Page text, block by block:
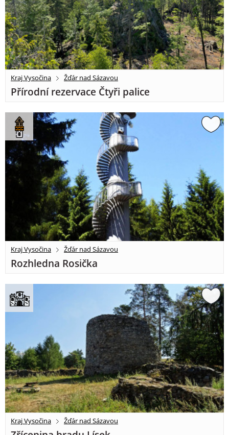
Kraj Vysočina Žďár nad Sázavou
Přírodní rezervace Čtyři palice
Kraj Vysočina Žďár nad Sázavou
Rozhledna Rosička
Kraj Vysočina Žďár nad Sázavou